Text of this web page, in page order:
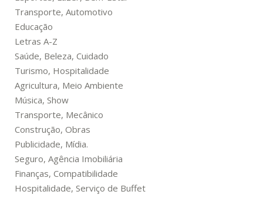
Transporte, Automotivo
Educação
Letras A-Z
Saúde, Beleza, Cuidado
Turismo, Hospitalidade
Agricultura, Meio Ambiente
Música, Show
Transporte, Mecânico
Construção, Obras
Publicidade, Mídia.
Seguro, Agência Imobiliária
Finanças, Compatibilidade
Hospitalidade, Serviço de Buffet